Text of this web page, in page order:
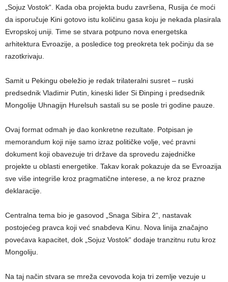
„Sojuz Vostok“. Kada oba projekta budu završena, Rusija će moći
da isporučuje Kini gotovo istu količinu gasa koju je nekada plasirala
Evropskoj uniji. Time se stvara potpuno nova energetska
arhitektura Evroazije, a posledice tog preokreta tek počinju da se
razotkrivaju.
Samit u Pekingu obeležio je redak trilateralni susret – ruski
predsednik Vladimir Putin, kineski lider Si Đinping i predsednik
Mongolije Uhnagijn Hurelsuh sastali su se posle tri godine pauze.
Ovaj format odmah je dao konkretne rezultate. Potpisan je
memorandum koji nije samo izraz političke volje, već pravni
dokument koji obavezuje tri države da sprovedu zajedničke
projekte u oblasti energetike. Takav korak pokazuje da se Evroazija
sve više integriše kroz pragmatične interese, a ne kroz prazne
deklaracije.
Centralna tema bio je gasovod „Snaga Sibira 2“, nastavak
postojećeg pravca koji već snabdeva Kinu. Nova linija značajno
povećava kapacitet, dok „Sojuz Vostok“ dodaje tranzitnu rutu kroz
Mongoliju.
Na taj način stvara se mreža cevovoda koja tri zemlje vezuje u